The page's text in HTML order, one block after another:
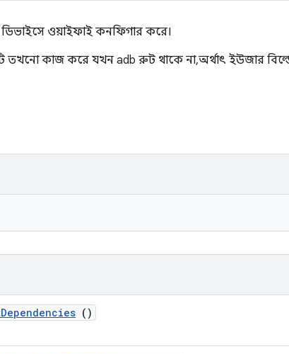
ডিভাইসে ওয়াইফাই কনফিগার করে।
তখনো কাজ করে যখন adb রুট থাকে না, অর্থাৎ ইউজার
Dependencies ()